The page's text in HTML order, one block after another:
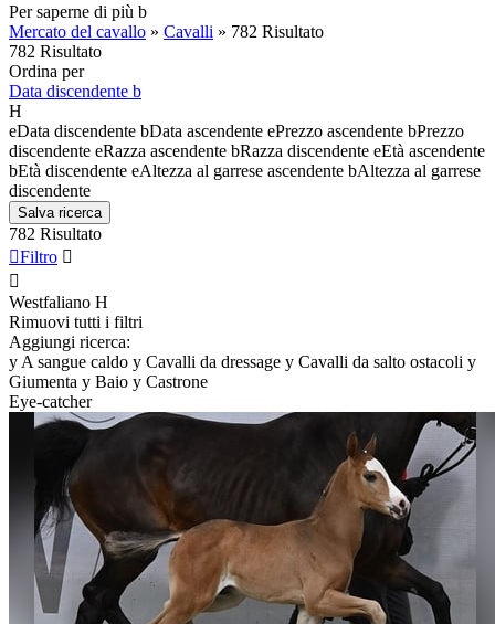
Per saperne di più b
Mercato del cavallo » Cavalli » 782 Risultato
782 Risultato
Ordina per
Data discendente b
H
eData discendente bData ascendente ePrezzo ascendente bPrezzo
discendente eRazza ascendente bRazza discendente eEtà ascendente
bEtà discendente eAltezza al garrese ascendente bAltezza al garrese
discendente
Salva ricerca
782 Risultato
Filtro 

Westfaliano H
Rimuovi tutti i filtri
Aggiungi ricerca:
y A sangue caldo y Cavalli da dressage y Cavalli da salto ostacoli y
Giumenta y Baio y Castrone
Eye-catcher